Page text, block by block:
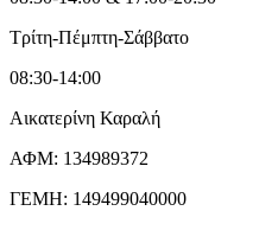
Τρίτη-Πέμπτη-Σάββατο
08:30-14:00
Αικατερίνη Καραλή
ΑΦΜ: 134989372
ΓΕΜΗ: 149499040000